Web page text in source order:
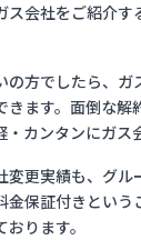
ス会社をご紹介す
の方でしたら、ガ
きます。面倒な解
カンタンにガス
変更実績も、グ
金保証付きという
ります。